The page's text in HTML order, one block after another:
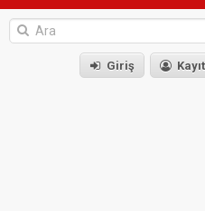
Giriş Kayıt